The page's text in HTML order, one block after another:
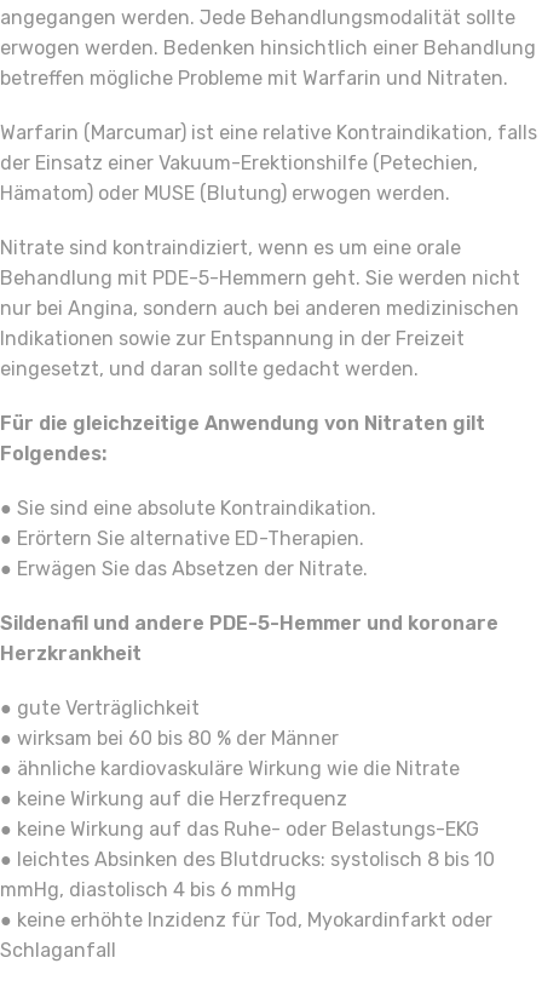
angegangen werden. Jede Behandlungsmodalität sollte
erwogen werden. Bedenken hinsichtlich einer Behandlung
betreffen mögliche Probleme mit Warfarin und Nitraten.
Warfarin (Marcumar) ist eine relative Kontraindikation, falls
der Einsatz einer Vakuum-Erektionshilfe (Petechien,
Hämatom) oder MUSE (Blutung) erwogen werden.
Nitrate sind kontraindiziert, wenn es um eine orale
Behandlung mit PDE-5-Hemmern geht. Sie werden nicht
nur bei Angina, sondern auch bei anderen medizinischen
Indikationen sowie zur Entspannung in der Freizeit
eingesetzt, und daran sollte gedacht werden.
Für die gleichzeitige Anwendung von Nitraten gilt
Folgendes:
● Sie sind eine absolute Kontraindikation.
● Erörtern Sie alternative ED-Therapien.
● Erwägen Sie das Absetzen der Nitrate.
Sildenafil und andere PDE-5-Hemmer und koronare
Herzkrankheit
● gute Verträglichkeit
● wirksam bei 60 bis 80 % der Männer
● ähnliche kardiovaskuläre Wirkung wie die Nitrate
● keine Wirkung auf die Herzfrequenz
● keine Wirkung auf das Ruhe- oder Belastungs-EKG
● leichtes Absinken des Blutdrucks: systolisch 8 bis 10
mmHg, diastolisch 4 bis 6 mmHg
● keine erhöhte Inzidenz für Tod, Myokardinfarkt oder
Schlaganfall